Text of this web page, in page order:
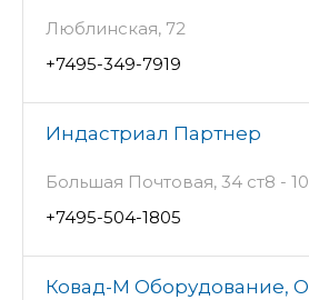
Люблинская, 72
+7495-349-7919
Индастриал Партнер
Большая Почтовая, 34 ст8 -
+7495-504-1805
Ковад-М Оборудование,